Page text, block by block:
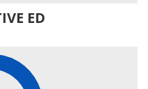
ED